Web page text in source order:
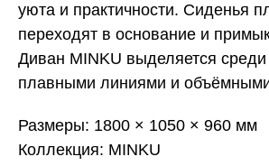
уюта и практичности. Сиденья
переходят в основание и
Диван MINKU выделяется
плавными линиями и
Размеры: 1800 × 1050 × 960 мм
Коллекция: MINKU